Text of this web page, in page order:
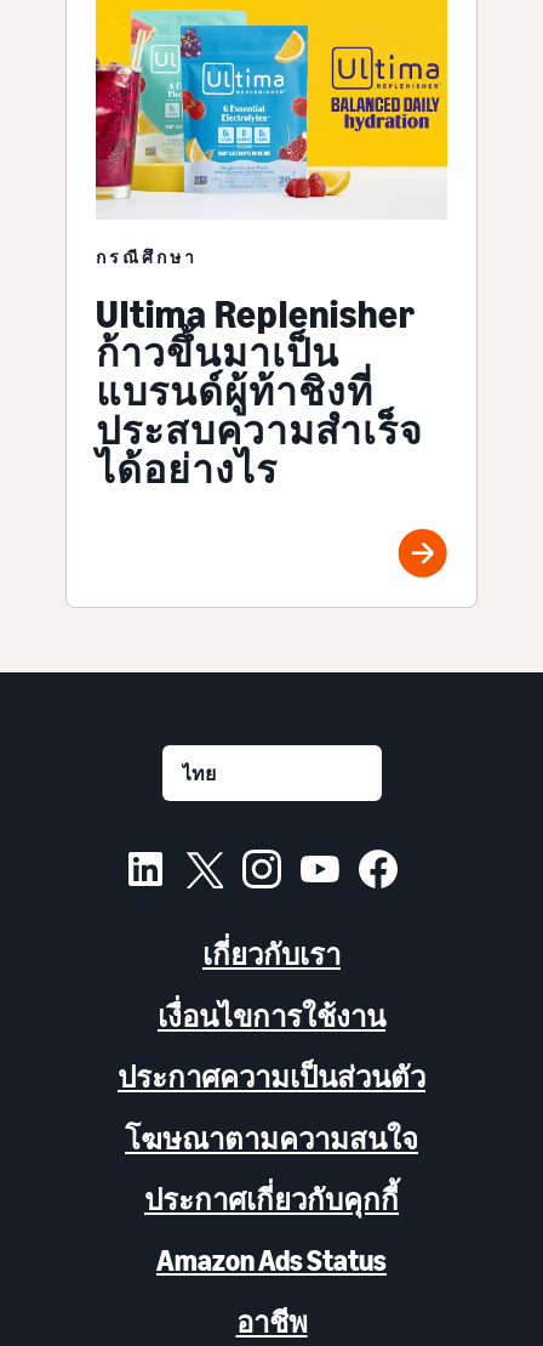
กรณีศึกษา
Ultima Replenisher
ก้าวขึ้นมาเป็น
แบรนด์ผู้ท้าชิงที่
ประสบความสำเร็จ
ได้อย่างไร
เกี่ยวกับเรา
เงื่อนไขการใช้งาน
ประกาศความเป็นส่วนตัว
โฆษณาตามความสนใจ
ประกาศเกี่ยวกับคุกกี้
Amazon Ads Status
อาชีพ